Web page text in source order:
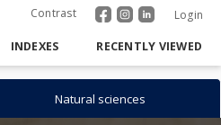
Contrast Login
INDEXES RECENTLY VIEWED
Natural sciences